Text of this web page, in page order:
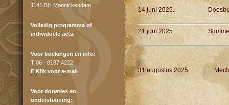
1141 BH Monnickendam
Volledig programma of
individuele acts.
Voor boekingen en info:
T 06 - 8187 4222
E Klik voor e-mail
Voor donaties en
ondersteuning:
14 juni 2025.
21 juni 2025
31 augustus 2025